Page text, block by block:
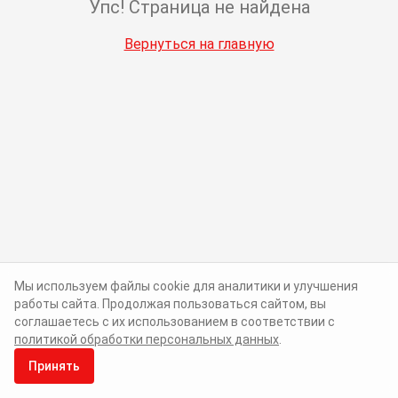
Упс! Страница не найдена
Вернуться на главную
Мы используем файлы cookie для аналитики и улучшения
работы сайта. Продолжая пользоваться сайтом, вы
соглашаетесь с их использованием в соответствии с
политикой обработки персональных данных
Принять